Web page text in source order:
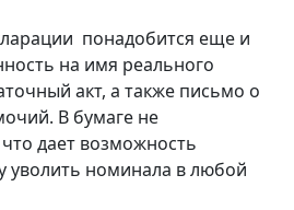
понадобится еще и
на имя реального
акт, а также письмо о
В бумаге не
дает возможность
уволить номинала в любой